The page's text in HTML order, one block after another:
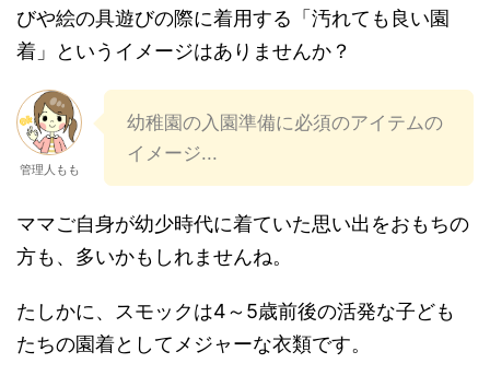
びや絵の具遊びの際に着用する「汚れても良い園
着」というイメージはありませんか？
管理人もも
幼稚園の入園準備に必須のアイテムの
イメージ...
ママご自身が幼少時代に着ていた思い出をおもちの
方も、多いかもしれませんね。
たしかに、スモックは4～5歳前後の活発な子ども
たちの園着としてメジャーな衣類です。